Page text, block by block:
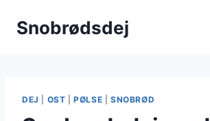
Snobrødsdej
DEJ OST |PØLSE SNOBRØD